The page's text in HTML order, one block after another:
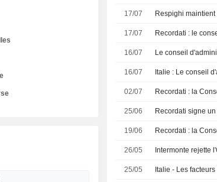
17/07
17/07
16/07
16/07
02/07
25/06
19/06 Recordati : la
26/05 Intermonte rejette
25/05 Italie - Les